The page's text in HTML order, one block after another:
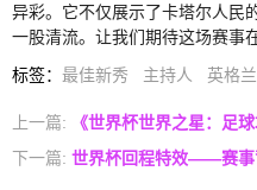
异彩。它不仅展示了卡塔尔人民
一股清流。让我们期待这场赛事
标签： 最佳新秀 主持人 英格
上一篇: 《世界杯世界之星：足
下一篇: 世界杯回程特效——赛事